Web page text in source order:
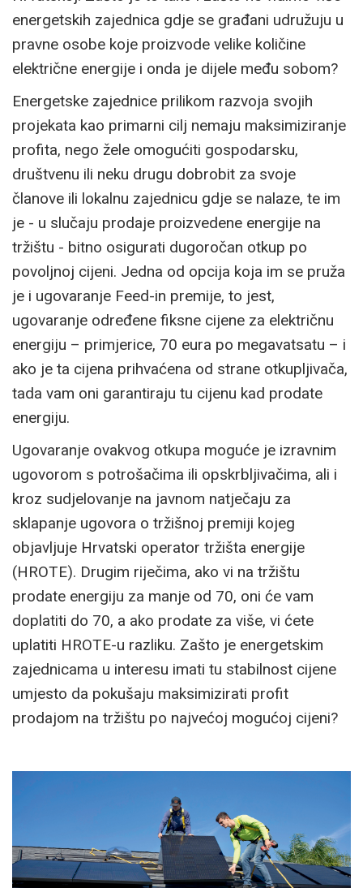
energetskih zajednica gdje se građani udružuju u
pravne osobe koje proizvode velike količine
električne energije i onda je dijele među sobom?
Energetske zajednice prilikom razvoja svojih
projekata kao primarni cilj nemaju maksimiziranje
profita, nego žele omogućiti gospodarsku,
društvenu ili neku drugu dobrobit za svoje
članove ili lokalnu zajednicu gdje se nalaze, te im
je - u slučaju prodaje proizvedene energije na
tržištu - bitno osigurati dugoročan otkup po
povoljnoj cijeni. Jedna od opcija koja im se pruža
je i ugovaranje Feed-in premije, to jest,
ugovaranje određene fiksne cijene za električnu
energiju – primjerice, 70 eura po megavatsatu – i
ako je ta cijena prihvaćena od strane otkupljivača,
tada vam oni garantiraju tu cijenu kad prodate
energiju.
Ugovaranje ovakvog otkupa moguće je izravnim
ugovorom s potrošačima ili opskrbljivačima, ali i
kroz sudjelovanje na javnom natječaju za
sklapanje ugovora o tržišnoj premiji kojeg
objavljuje Hrvatski operator tržišta energije
(HROTE). Drugim riječima, ako vi na tržištu
prodate energiju za manje od 70, oni će vam
doplatiti do 70, a ako prodate za više, vi ćete
uplatiti HROTE-u razliku. Zašto je energetskim
zajednicama u interesu imati tu stabilnost cijene
umjesto da pokušaju maksimizirati profit
prodajom na tržištu po najvećoj mogućoj cijeni?